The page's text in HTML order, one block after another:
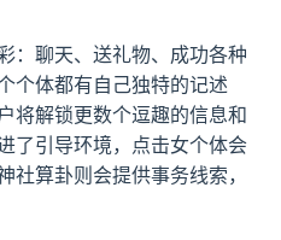
：聊天、送礼物、成功各种
个体都有自己独特的记述
将解锁更数个逗趣的信息和
了引导环境，点击女个体会
算卦则会提供事务线索，